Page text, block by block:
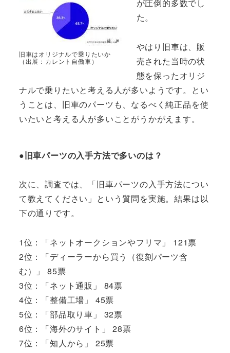
旧車はオリジナルで乗りたいか
（出展：カレント自働車）
が圧倒的多数でし
た。
やはり旧車は、販
売された当時の状
態を保ったオリジ
ナルで乗りたいと考える人が多いようです。とい
うことは、旧車のパーツも、なるべく純正品を使
いたいと考える人が多いことがうかがえます。
●旧車パーツの入手方法で多いのは？
次に、調査では、「旧車パーツの入手方法につい
て教えてください」という質問を実施。結果は以
下の通りです。
1位：「ネットオークションやフリマ」 121票
2位：「ディーラーから買う（復刻パーツ含
む）」 85票
3位：「ネット通販」 84票
4位：「整備工場」 45票
5位：「部品取り車」 32票
6位：「海外のサイト」 28票
7位：「知人から」 25票